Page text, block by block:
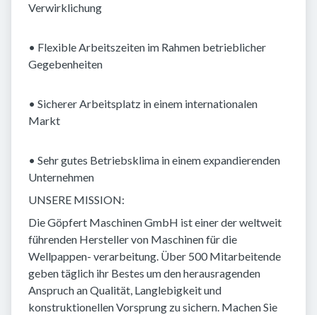
Verwirklichung
• Flexible Arbeitszeiten im Rahmen betrieblicher
Gegebenheiten
• Sicherer Arbeitsplatz in einem internationalen
Markt
• Sehr gutes Betriebsklima in einem expandierenden
Unternehmen
UNSERE MISSION:
Die Göpfert Maschinen GmbH ist einer der weltweit
führenden Hersteller von Maschinen für die
Wellpappen- verarbeitung. Über 500 Mitarbeitende
geben täglich ihr Bestes um den herausragenden
Anspruch an Qualität, Langlebigkeit und
konstruktionellen Vorsprung zu sichern. Machen Sie